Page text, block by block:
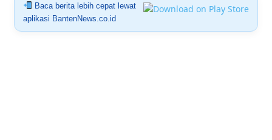
Baca berita lebih cepat lewat
aplikasi BantenNews.co.id